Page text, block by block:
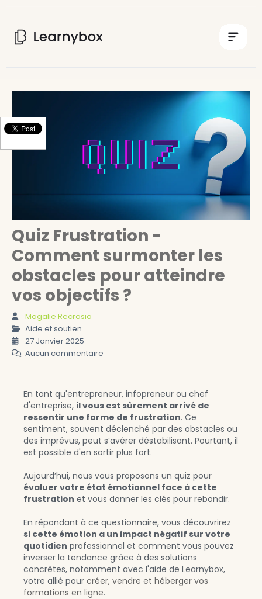
Quiz Frustration -
Comment surmonter les
obstacles pour atteindre
vos objectifs ?
Magalie Recrosio
Aide et soutien
27 Janvier 2025
Aucun commentaire
En tant qu'entrepreneur, infopreneur ou chef
d'entreprise, il vous est sûrement arrivé de
ressentir une forme de frustration. Ce
sentiment, souvent déclenché par des obstacles ou
des imprévus, peut s’avérer déstabilisant. Pourtant, il
est possible d'en sortir plus fort.
Aujourd’hui, nous vous proposons un quiz pour
évaluer votre état émotionnel face à cette
frustration et vous donner les clés pour rebondir.
En répondant à ce questionnaire, vous découvrirez
si cette émotion a un impact négatif sur votre
quotidien professionnel et comment vous pouvez
inverser la tendance grâce à des solutions
concrètes, notamment avec l'aide de Learnybox,
votre allié pour créer, vendre et héberger vos
formations en ligne.